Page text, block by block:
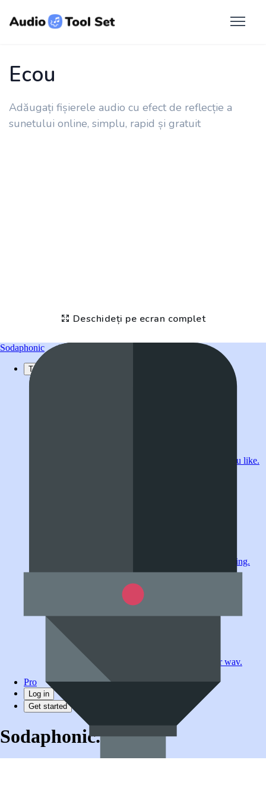
Ecou
Adăugați fișierele audio cu efect de reflecție a
sunetului online, simplu, rapid și gratuit
Deschideți pe ecran complet